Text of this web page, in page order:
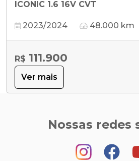
ICONIC 1.6 16V CVT
2023/2024 48.000 km
R$ 111.900
Ver mais
Nossas redes